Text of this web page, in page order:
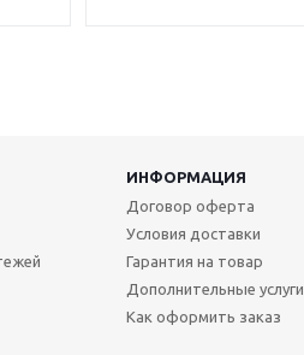
ИНФОРМАЦИЯ
Договор оферта
Условия доставки
Гарантия на товар
Дополнительные услуги
Как оформить заказ